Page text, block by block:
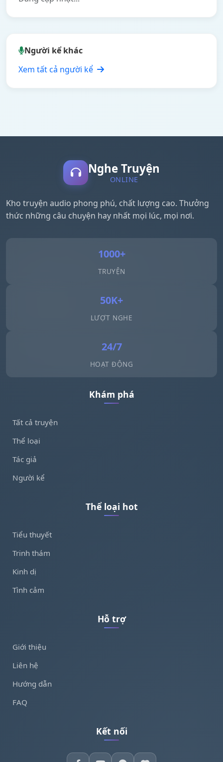
Người kể khác
Xem tất cả người kể
Nghe Truyện
ONLINE
Kho truyện audio phong phú, chất lượng cao. Thưởng
thức những câu chuyện hay nhất mọi lúc, mọi nơi.
1000+
TRUYỆN
50K+
LƯỢT NGHE
24/7
HOẠT ĐỘNG
Khám phá
Tất cả truyện
Thể loại
Tác giả
Người kể
Thể loại hot
Tiểu thuyết
Trinh thám
Kinh dị
Tình cảm
Hỗ trợ
Giới thiệu
Liên hệ
Hướng dẫn
FAQ
Kết nối